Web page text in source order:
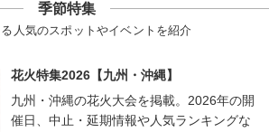
季節特集
人気のスポットやイベントを紹介
花火特集2026【九州・沖縄】
九州・沖縄の花火大会を掲載。2026年の開
催日、中止・延期情報や人気ランキングな